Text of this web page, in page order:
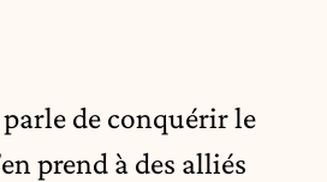
de conquérir le
prend à des alliés